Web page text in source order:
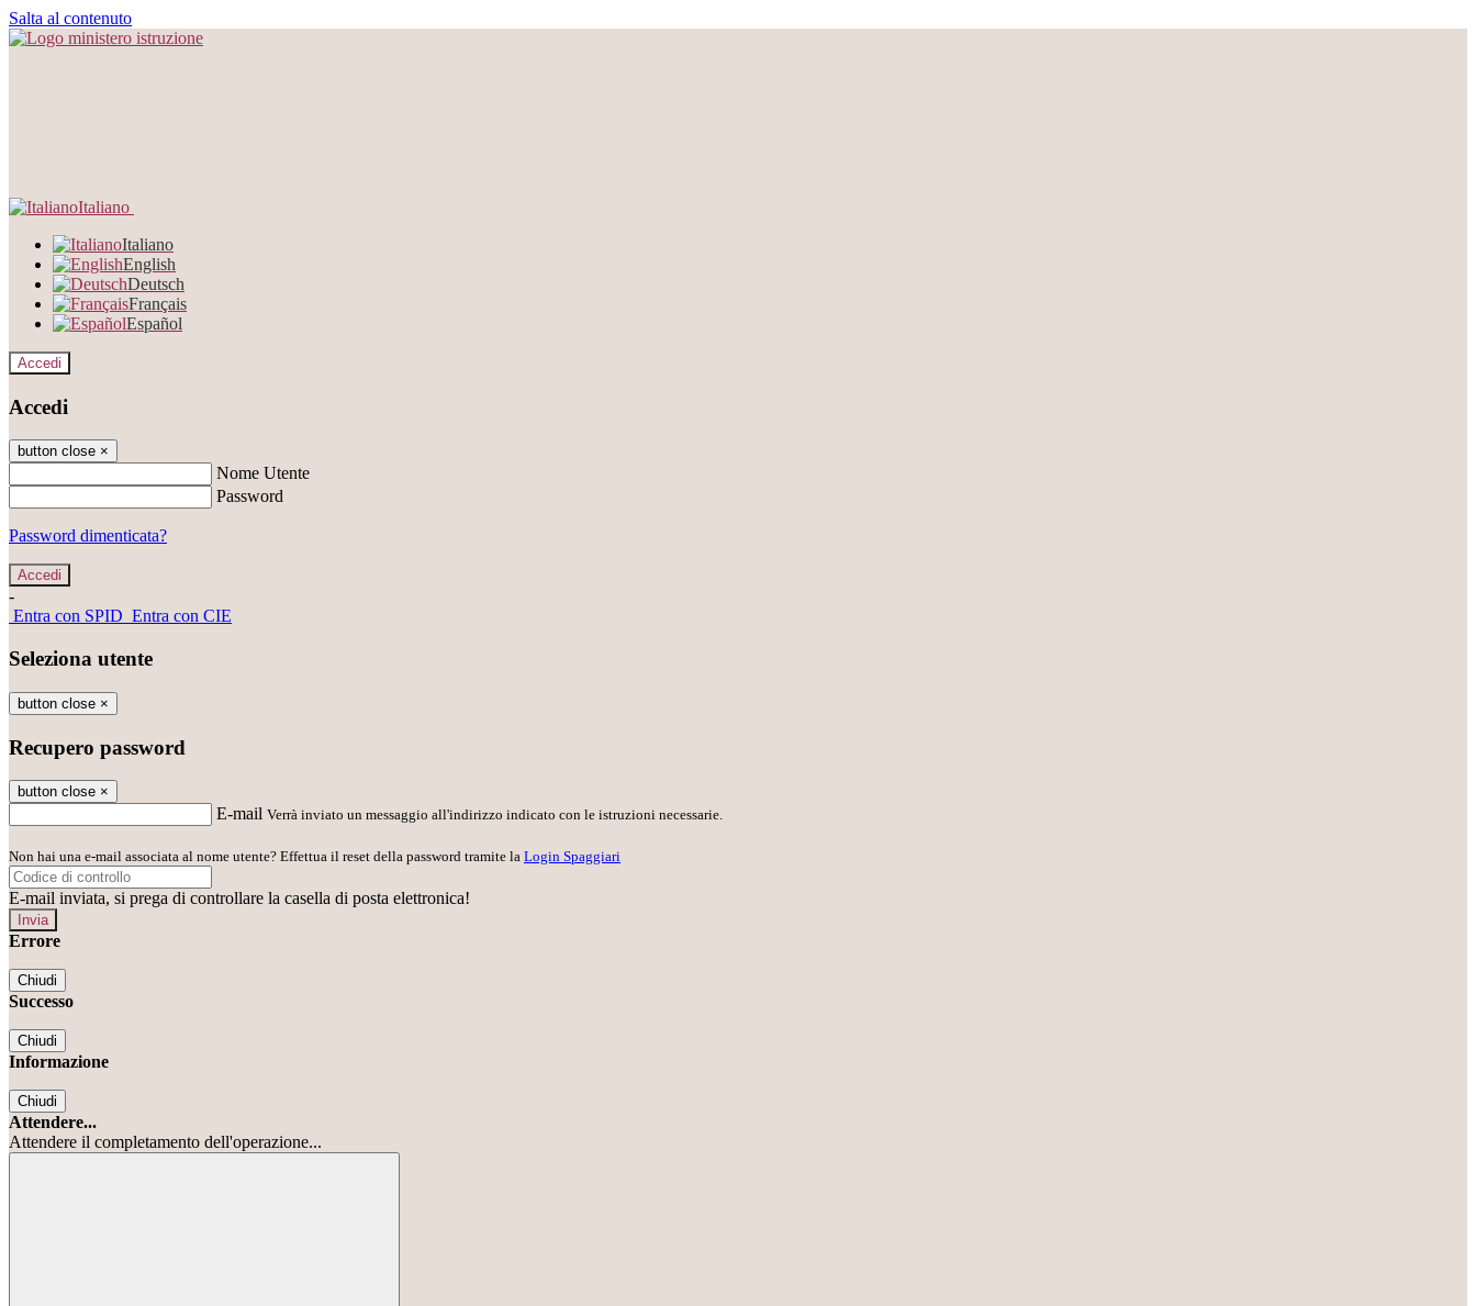
Salta al contenuto
Italiano
Italiano
English
Deutsch
Français
Español
Accedi
Accedi
button close ×
Nome Utente
Password
Password dimenticata?
-
Entra con SPID Entra con CIE
Seleziona utente
button close ×
Recupero password
button close ×
E-mail Verrà inviato un messaggio all'indirizzo indicato con le istruzioni necessarie.
Non hai una e-mail associata al nome utente? Effettua il reset della password tramite la Login Spaggiari
E-mail inviata, si prega di controllare la casella di posta elettronica!
Errore
Chiudi
Successo
Chiudi
Informazione
Chiudi
Attendere...
Attendere il completamento dell'operazione...